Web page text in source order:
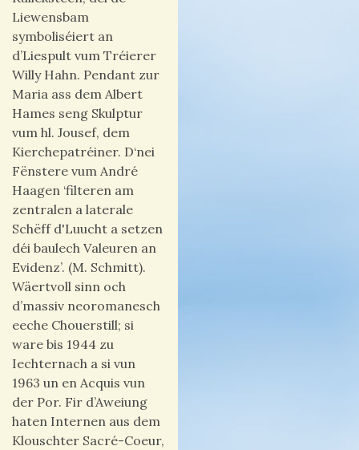
Liewensbam
symboliséiert an
d’Liespult vum Tréierer
Willy Hahn. Pendant zur
Maria ass dem Albert
Hames seng Skulptur
vum hl. Jousef, dem
Kierchepatréiner. D‘nei
Fënstere vum André
Haagen ‘filteren am
zentralen a laterale
Schëff d'Luucht a setzen
déi baulech Valeuren an
Evidenz’. (M. Schmitt).
Wäertvoll sinn och
d’massiv neoromanesch
eeche Chouerstill; si
ware bis 1944 zu
Iechternach a si vun
1963 un en Acquis vun
der Por. Fir d’Aweiung
haten Internen aus dem
Klouschter Sacré-Coeur,